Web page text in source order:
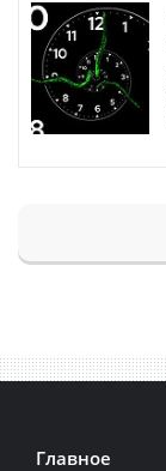
Главное